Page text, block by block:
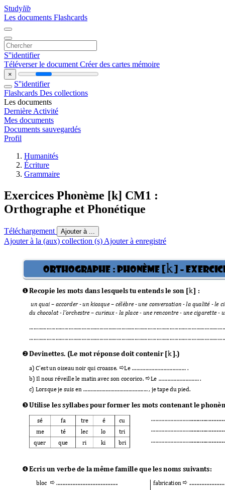
Studylib
Les documents Flashcards
S''identifier
Téléverser le document Créer des cartes mémoire
×
S''identifier
Flashcards Des collections
Les documents
Dernière Activité
Mes documents
Documents sauvegardés
Profil
Humanités
Écriture
Grammaire
Exercices Phonème [k] CM1 :
Orthographe et Phonétique
Téléchargement Ajouter à ...
Ajouter à la (aux) collection (s) Ajouter à enregistré
 Recopie les mots dans lesquels tu entends le son [ k ] :
un quai – accorder - un kiosque – célèbre - une conversation - la qualité - le
du chocolat - l’orchestre – curieux - la place - une rencontre - une cigarette -
 Devinettes. (Le mot réponse doit contenir [ k ].)
a) C’est un oiseau noir qui croasse. Le
.
b) Il nous réveille le matin avec son cocorico. Le
.
c) Lorsque je suis en
, je tape du pied.
 Utilise les syllabes pour former les mots contenant le ph
sé fa tre é cu .........................
me té lec lo tri .........................
quer que ri ki bri .........................
 Ecris un verbe de la même famille que les noms suivants:
bloc  .................................................
fabrication 
Orthographe : Phonème [k] –